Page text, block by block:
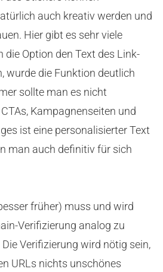
auch kreativ werden und
Hier gibt es sehr viele
die Option den Text des Link-
wurde die Funktion deutlich
sollte man es nicht
Kampagnenseiten und
ist eine personalisierter Text
man auch definitiv für sich
früher) muss und wird
Verifizierung analog zu
Verifizierung wird nötig sein,
URLs nichts unschönes